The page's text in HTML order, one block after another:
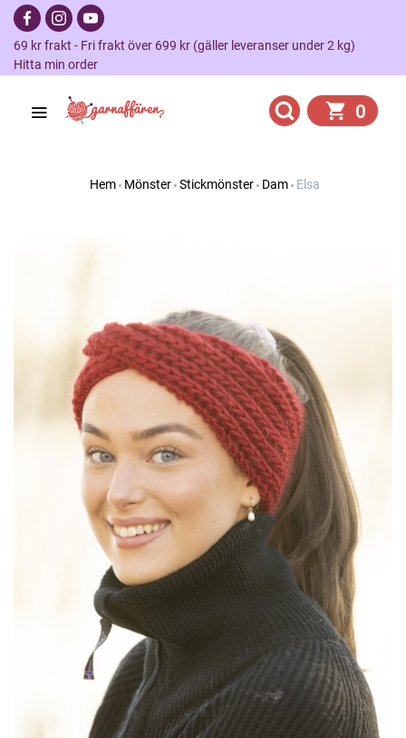
69 kr frakt - Fri frakt över 699 kr (gäller leveranser under 2 kg)
Hitta min order
0
Hem Mönster Stickmönster Dam Elsa